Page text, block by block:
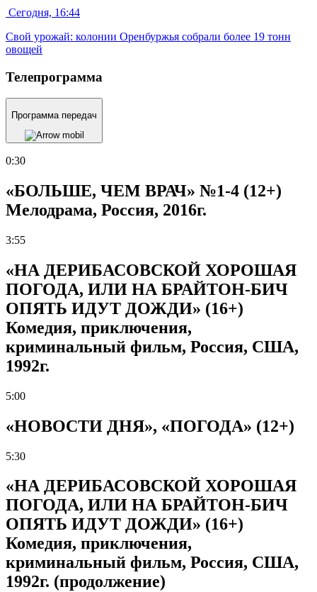
Сегодня, 16:44
Свой урожай: колонии Оренбуржья собрали более 19 тонн
овощей
Телепрограмма
Программа передач
0:30
«БОЛЬШЕ, ЧЕМ ВРАЧ» №1-4 (12+)
Мелодрама, Россия, 2016г.
3:55
«НА ДЕРИБАСОВСКОЙ ХОРОШАЯ
ПОГОДА, ИЛИ НА БРАЙТОН-БИЧ
ОПЯТЬ ИДУТ ДОЖДИ» (16+)
Комедия, приключения,
криминальный фильм, Россия, США,
1992г.
5:00
«НОВОСТИ ДНЯ», «ПОГОДА» (12+)
5:30
«НА ДЕРИБАСОВСКОЙ ХОРОШАЯ
ПОГОДА, ИЛИ НА БРАЙТОН-БИЧ
ОПЯТЬ ИДУТ ДОЖДИ» (16+)
Комедия, приключения,
криминальный фильм, Россия, США,
1992г. (продолжение)